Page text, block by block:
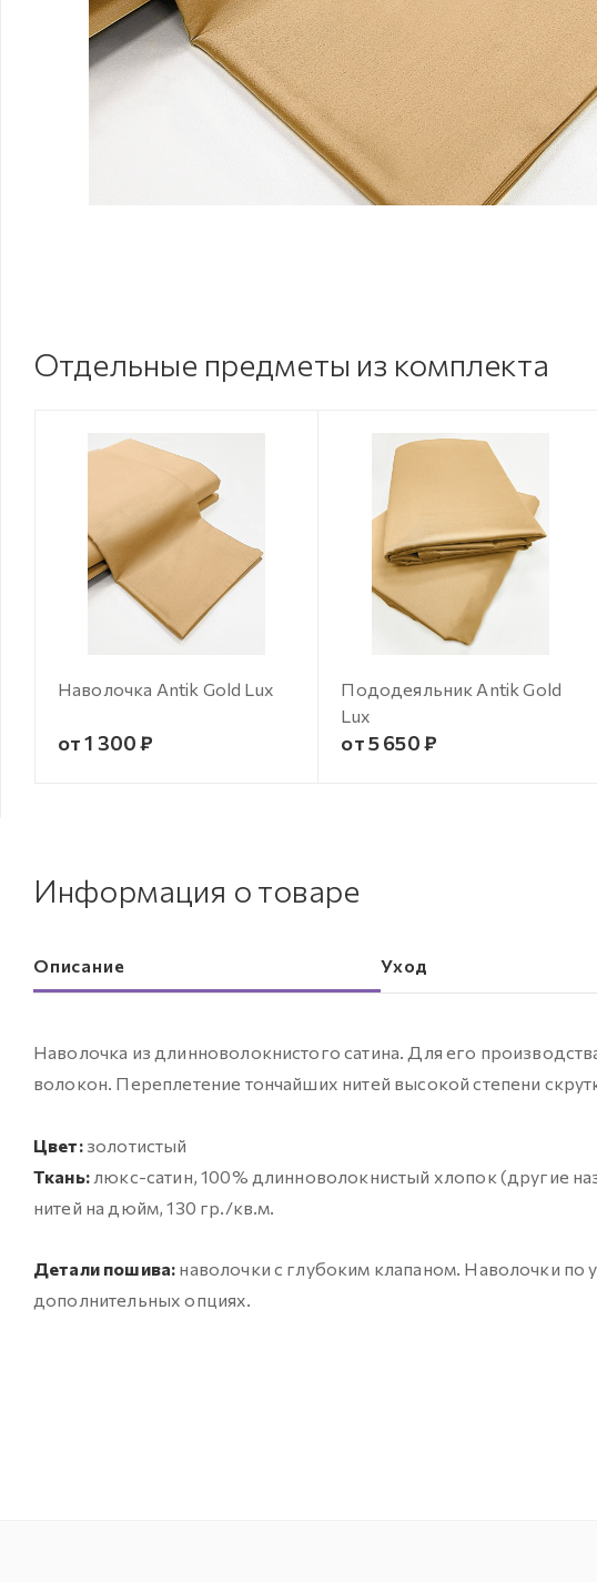
Отдельные предметы из комплекта
Наволочка Antik Gold Lux
от 1 300 ₽
Пододеяльник Antik Gold
Lux
от 5 650 ₽
Информация о товаре
Описание Уход
Наволочка из длинноволокнистого сатина. Для его
волокон. Переплетение тончайших нитей высокой степени
Цвет:золотистый
Ткань:люкс-сатин, 100% длинноволокнистый хлопок (другие
нитей на дюйм, 130 гр./кв.м.
Детали пошива: наволочки с глубоким клапаном. Наволочки
дополнительных опциях.